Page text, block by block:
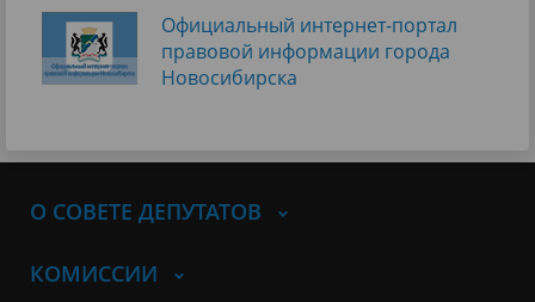
Официальный интернет-портал
правовой информации города
Новосибирска
О СОВЕТЕ ДЕПУТАТОВ
КОМИССИИ